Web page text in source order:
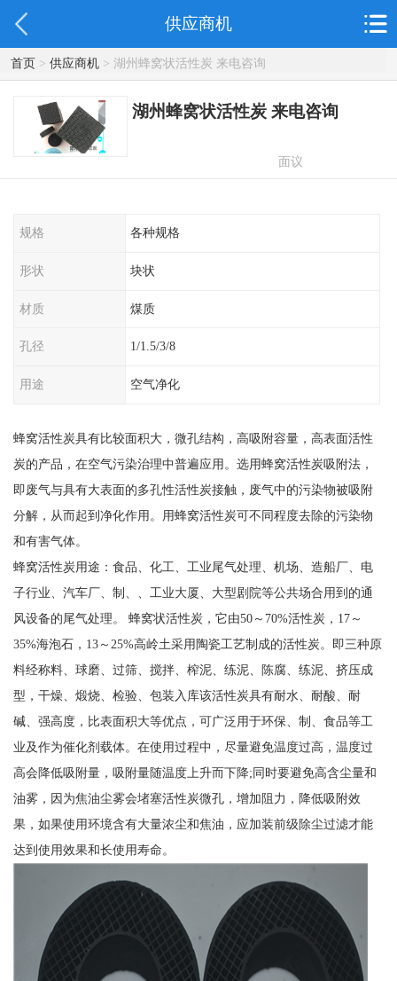
供应商机
首页> 供应商机> 湖州蜂窝状活性炭 来电咨询
湖州蜂窝状活性炭 来电咨询
面议
规格 各种规格
形状 块状
材质 煤质
孔径 1/1.5/3/8
用途 空气净化
蜂窝活性炭具有比较面积大，微孔结构，高吸附容量，高表面活性
炭的产品，在空气污染治理中普遍应用。选用蜂窝活性炭吸附法，
即废气与具有大表面的多孔性活性炭接触，废气中的污染物被吸附
分解，从而起到净化作用。用蜂窝活性炭可不同程度去除的污染物
和有害气体。
蜂窝活性炭用途：食品、化工、工业尾气处理、机场、造船厂、电
子行业、汽车厂、制、、工业大厦、大型剧院等公共场合用到的通
风设备的尾气处理。 蜂窝状活性炭，它由50～70%活性炭，17～
35%海泡石，13～25%高岭土采用陶瓷工艺制成的活性炭。即三种原
料经称料、球磨、过筛、搅拌、榨泥、练泥、陈腐、练泥、挤压成
型，干燥、煅烧、检验、包装入库该活性炭具有耐水、耐酸、耐
碱、强高度，比表面积大等优点，可广泛用于环保、制、食品等工
业及作为催化剂载体。在使用过程中，尽量避免温度过高，温度过
高会降低吸附量，吸附量随温度上升而下降;同时要避免高含尘量和
油雾，因为焦油尘雾会堵塞活性炭微孔，增加阻力，降低吸附效
果，如果使用环境含有大量浓尘和焦油，应加装前级除尘过滤才能
达到使用效果和长使用寿命。